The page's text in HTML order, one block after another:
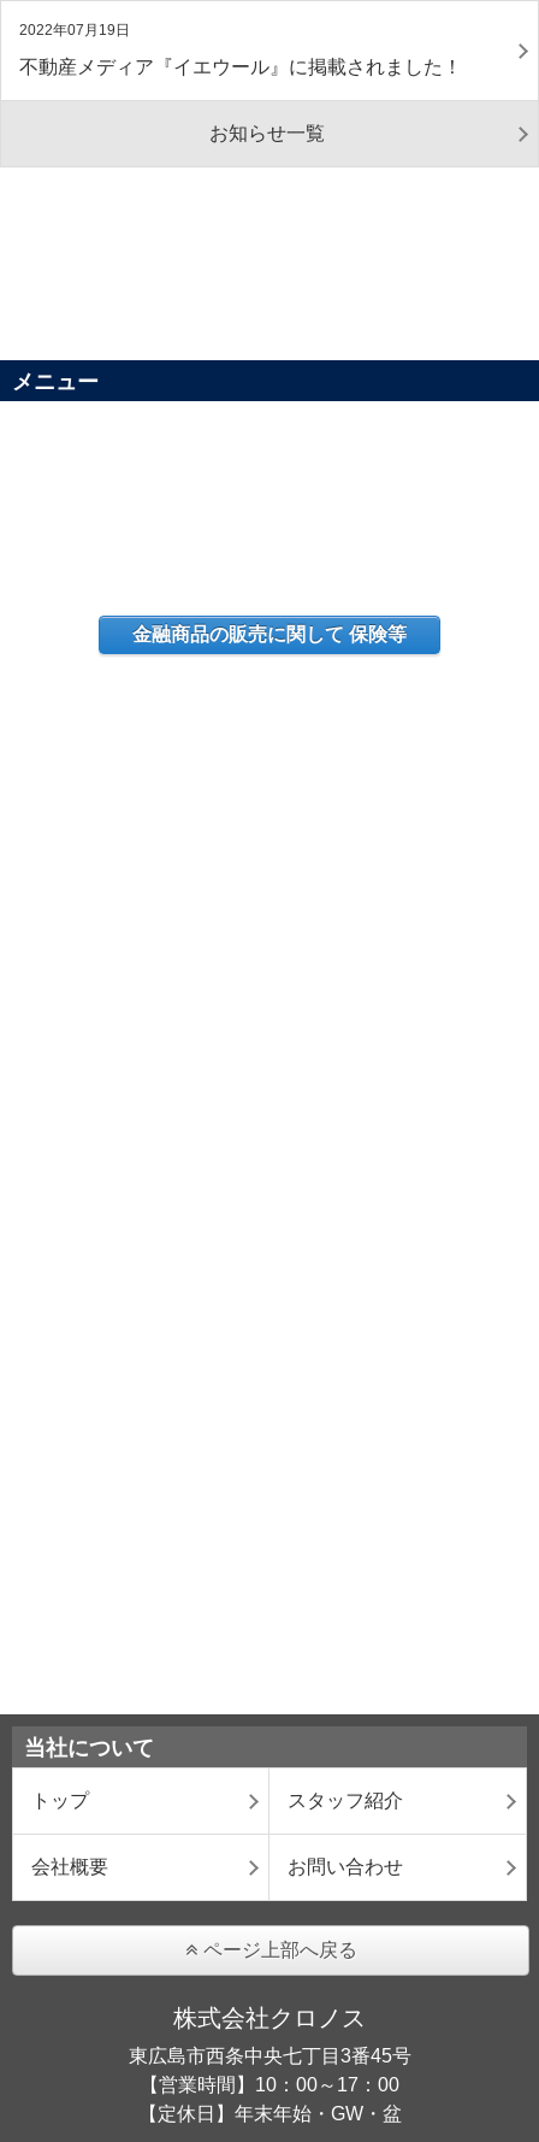
2022年07月19日
不動産メディア『イエウール』に掲載されました！
お知らせ一覧
メニュー
金融商品の販売に関して 保険等
当社について
トップ スタッフ紹介
会社概要 お問い合わせ
ページ上部へ戻る
株式会社クロノス
東広島市西条中央七丁目3番45号
【営業時間】10：00～17：00
【定休日】年末年始・GW・盆